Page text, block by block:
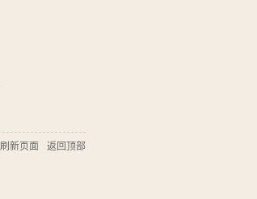
刷新页面 返回顶部